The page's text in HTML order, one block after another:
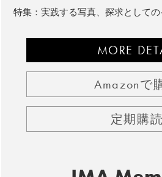
特集：実践する写真、探求として
MORE
Amazonで
定期購読